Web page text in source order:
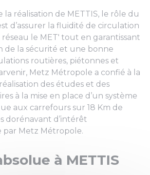
la réalisation de METTIS, le rôle du
d’assurer la fluidité de circulation
le MET' tout en garantissant
de la sécurité et une bonne
routières, piétonnes et
Metz Métropole a confié à la
des études et des
à la mise en place d’un système
aux carrefours sur 18 Km de
dorénavant d’intérêt
Metz Métropole.
à METTIS